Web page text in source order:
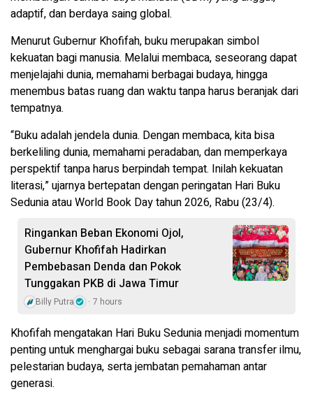
adaptif, dan berdaya saing global.
Menurut Gubernur Khofifah, buku merupakan simbol
kekuatan bagi manusia. Melalui membaca, seseorang dapat
menjelajahi dunia, memahami berbagai budaya, hingga
menembus batas ruang dan waktu tanpa harus beranjak dari
tempatnya.
“Buku adalah jendela dunia. Dengan membaca, kita bisa
berkeliling dunia, memahami peradaban, dan memperkaya
perspektif tanpa harus berpindah tempat. Inilah kekuatan
literasi,” ujarnya bertepatan dengan peringatan Hari Buku
Sedunia atau World Book Day tahun 2026, Rabu (23/4).
Ringankan Beban Ekonomi Ojol,
Gubernur Khofifah Hadirkan
Pembebasan Denda dan Pokok
Tunggakan PKB di Jawa Timur
Billy Putra 7 hours
Khofifah mengatakan Hari Buku Sedunia menjadi momentum
penting untuk menghargai buku sebagai sarana transfer ilmu,
pelestarian budaya, serta jembatan pemahaman antar
generasi.